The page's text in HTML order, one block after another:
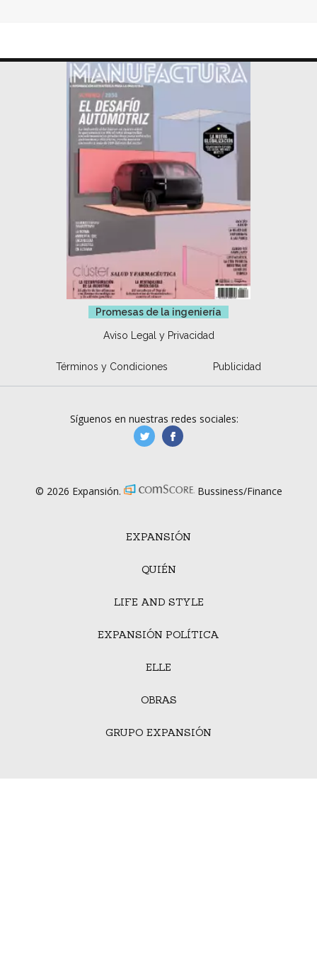
Promesas de la ingeniería
Aviso Legal y Privacidad
Términos y Condiciones Publicidad
EXPANSIÓN
QUIÉN
LIFE AND STYLE
EXPANSIÓN POLÍTICA
ELLE
OBRAS
GRUPO EXPANSIÓN
Síguenos en nuestras redes sociales:
manufacturaGE
© 2026 Expansión. Bussiness/Finance